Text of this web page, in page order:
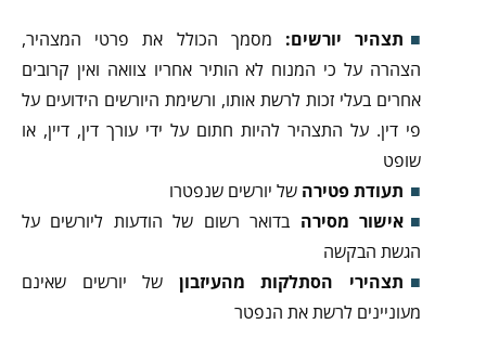
תצהיר יורשים: מסמך הכולל את פרטי המצהיר,
הצהרה על כי המנוח לא הותיר אחריו צוואה ואין קרובים
אחרים בעלי זכות לרשת אותו, ורשימת היורשים הידועים על
פי דין. על התצהיר להיות חתום על ידי עורך דין, דיין, או
שופט
תעודת פטירה של יורשים שנפטרו
אישור מסירה בדואר רשום של הודעות ליורשים על
הגשת הבקשה
תצהירי הסתלקות מהעיזבון של יורשים שאינם
מעוניינים לרשת את הנפטר